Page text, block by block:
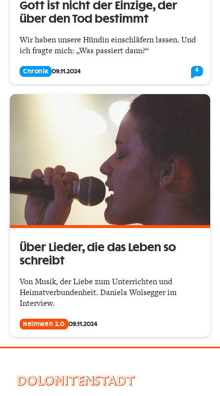
Gott ist nicht der Einzige, der
über den Tod bestimmt
Wir haben unsere Hündin einschläfern lassen. Und
ich fragte mich: „Was passiert dann?“
Chronik 09.11.2024 4
Über Lieder, die das Leben so
schreibt
Von Musik, der Liebe zum Unterrichten und
Heimatverbundenheit. Daniela Wolsegger im
Interview.
Heimweh 2.0 09.11.2024
DOLOMITENSTADT